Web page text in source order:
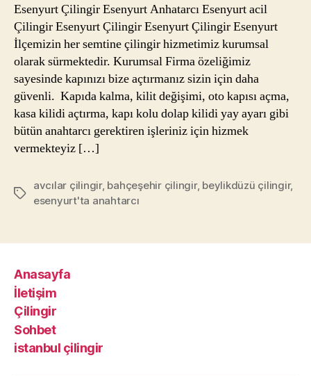
Esenyurt Çilingir Esenyurt Anhatarcı Esenyurt acil
Çilingir Esenyurt Çilingir Esenyurt Çilingir Esenyurt
İlçemizin her semtine çilingir hizmetimiz kurumsal
olarak sürmektedir. Kurumsal Firma özeliğimiz
sayesinde kapınızı bize açtırmanız sizin için daha
güvenli. Kapıda kalma, kilit değişimi, oto kapısı açma,
kasa kilidi açtırma, kapı kolu dolap kilidi yay ayarı gibi
bütün anahtarcı gerektiren işleriniz için hizmek
vermekteyiz […]
Etiketler
avcılar çilingir, bahçeşehir çilingir, beylikdüzü çilingir,
esenyurt'ta anahtarcı
Anasayfa
İletişim
Çilingir
Sohbet
istanbul çilingir